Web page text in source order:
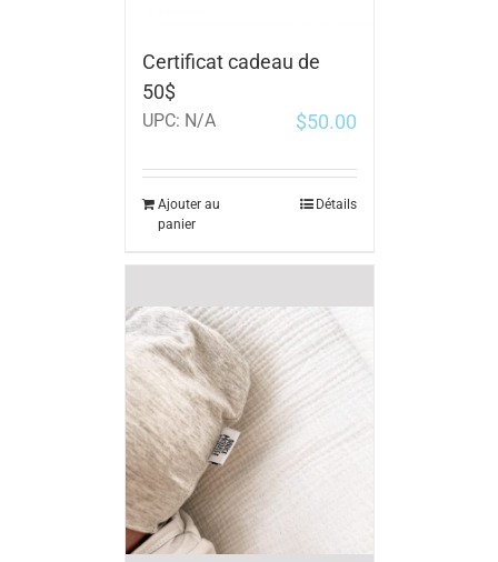
Certificat cadeau de
50$
UPC: N/A $50.00
Ajouter au
panier
Détails